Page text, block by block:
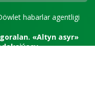
habarlar agentligi
«Altyn asyr»